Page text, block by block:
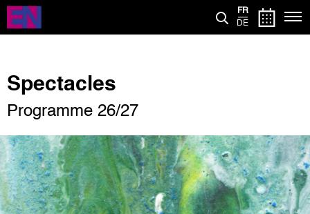
Aller
contenu
FR
DE
Spectacles
Programme 26/27